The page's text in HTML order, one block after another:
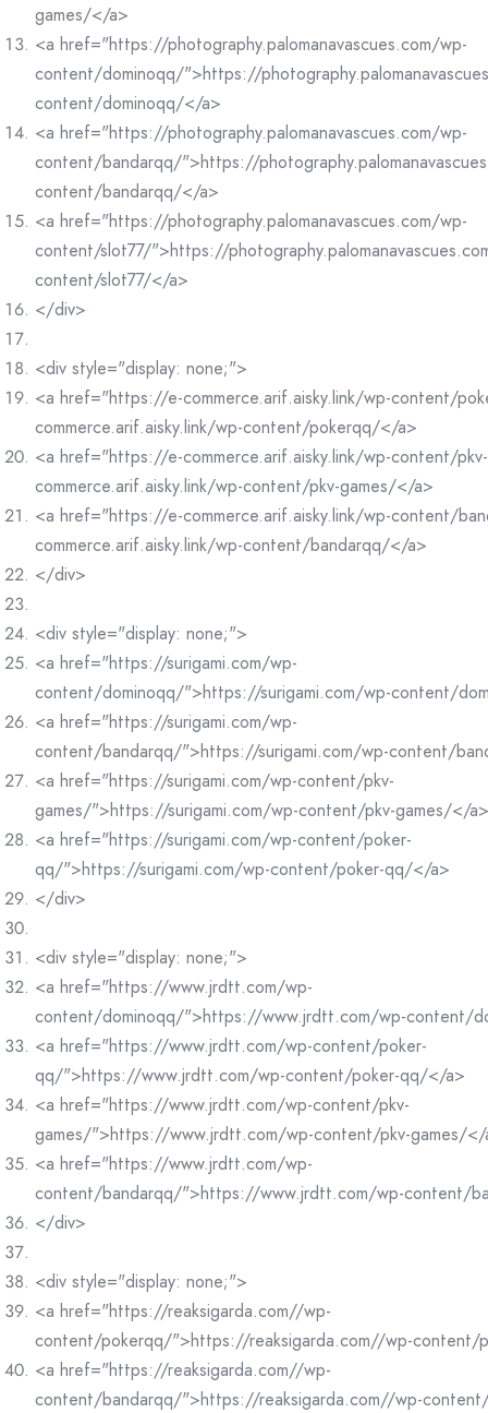
games/</a>
<a href="https://photography.palomanavascues.com/wp-
content/dominoqq/">https://
content/dominoqq/</a>
<a href="https://photography.palomanavascues.com/wp-
content/bandarqq/">https://
content/bandarqq/</a>
<a href="https://photography.palomanavascues.com/wp-
content/slot77/">https://
content/slot77/</a>
</div>
<div style="display: none;">
<a href="https://e-commerce.arif.aisky.link/wp-content/
commerce.arif.aisky.link/wp-content/pokerqq/</a>
<a href="https://e-commerce.arif.aisky.link/wp-content/
commerce.arif.aisky.link/wp-content/pkv-games/</a>
<a href="https://e-commerce.arif.aisky.link/wp-content/
commerce.arif.aisky.link/wp-content/bandarqq/</a>
</div>
<div style="display: none;">
<a href="https://surigami.com/wp-
content/dominoqq/">https://surigami.com/wp-content/
<a href="https://surigami.com/wp-
content/bandarqq/">https://surigami.com/wp-content/
<a href="https://surigami.com/wp-content/pkv-
games/">https://surigami.com/wp-content/pkv-games/</a>
<a href="https://surigami.com/wp-content/poker-
qq/">https://surigami.com/wp-content/poker-qq/</a>
</div>
<div style="display: none;">
<a href="https://www.jrdtt.com/wp-
content/dominoqq/">https://www.jrdtt.com/wp-content/
<a href="https://www.jrdtt.com/wp-content/poker-
qq/">https://www.jrdtt.com/wp-content/poker-qq/</a>
<a href="https://www.jrdtt.com/wp-content/pkv-
games/">https://www.jrdtt.com/wp-content/pkv-games/
<a href="https://www.jrdtt.com/wp-
content/bandarqq/">https://www.jrdtt.com/wp-content/
</div>
<div style="display: none;">
<a href="https://reaksigarda.com//wp-
content/pokerqq/">https://reaksigarda.com//wp-content/
<a href="https://reaksigarda.com//wp-
content/bandarqq/">https://reaksigarda.com//wp-